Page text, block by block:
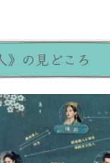
》の見どころ